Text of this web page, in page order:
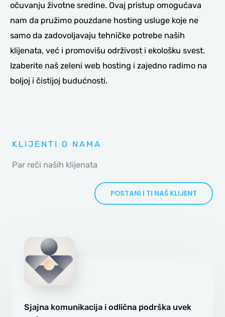
očuvanju životne sredine. Ovaj pristup omogućava
nam da pružimo pouzdane hosting usluge koje ne
samo da zadovoljavaju tehničke potrebe naših
klijenata, već i promovišu održivost i ekološku svest.
Izaberite naš zeleni web hosting i zajedno radimo na
boljoj i čistijoj budućnosti.
KLIJENTI O NAMA
Par reči naših klijenata
POSTANI I TI NAŠ KLIJENT
Sjajna komunikacija i odlična podrška uvek